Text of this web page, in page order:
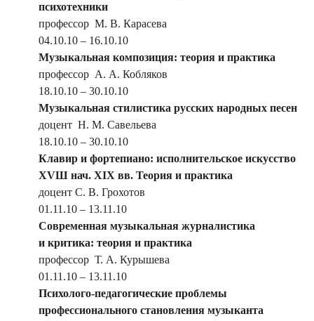
психотехники
профессор М. В. Карасева
04.10.10 – 16.10.10
Музыкальная композиция: теория и практика
профессор А. А. Кобляков
18.10.10 – 30.10.10
Музыкальная стилистика русских народных песен
доцент Н. М. Савельева
18.10.10 – 30.10.10
Клавир и фортепиано: исполнительское искусство
ХVШ нач. ХIХ вв. Теория и практика
доцент С. В. Грохотов
01.11.10 – 13.11.10
Современная музыкальная журналистика
и критика: теория и практика
профессор Т. А. Курышева
01.11.10 – 13.11.10
Психолого-педагогические проблемы
профессионального становления музыканта